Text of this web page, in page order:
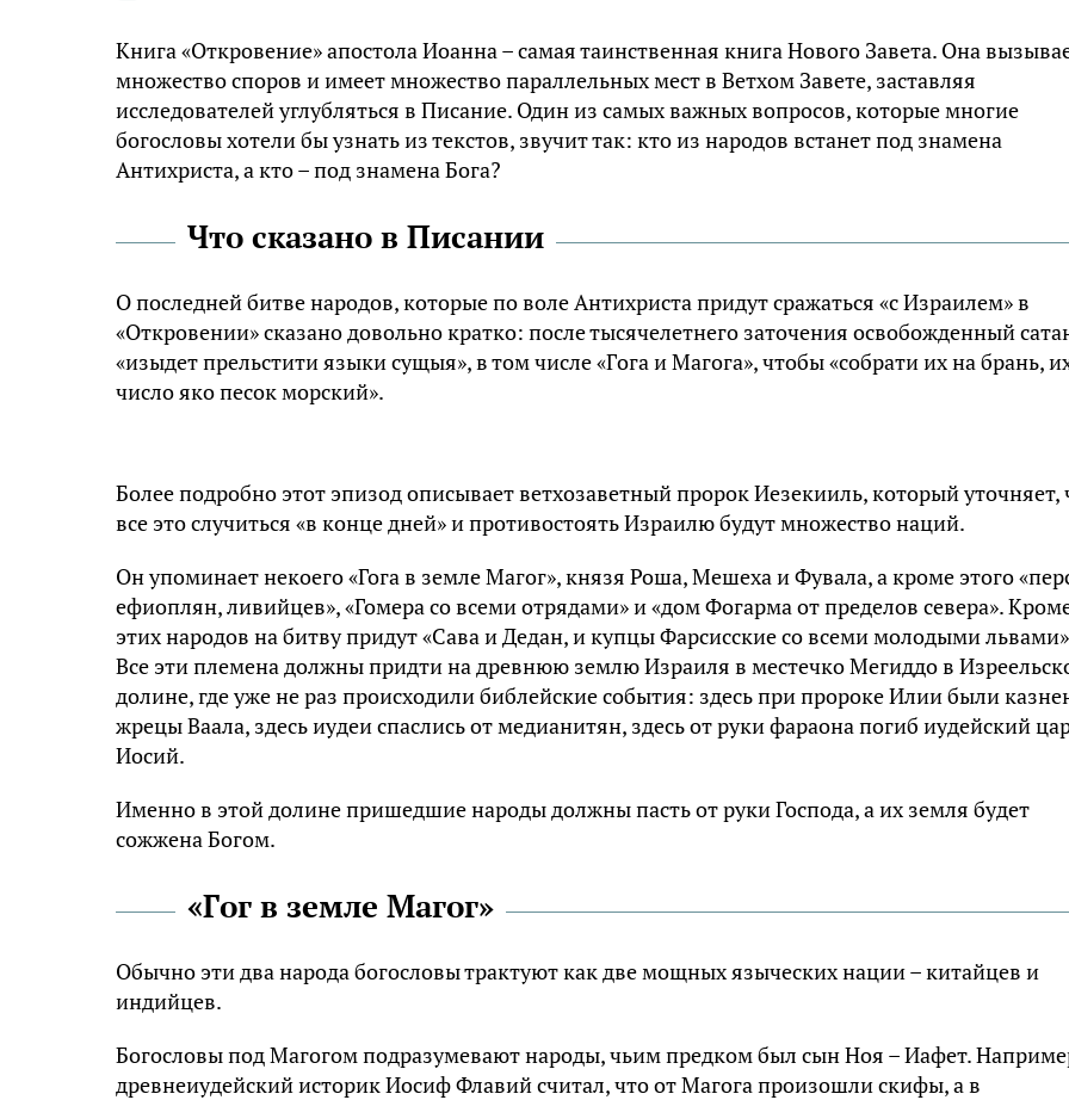
Книга «Откровение» апостола Иоанна – самая таинственная книга Нового Завета. Она
множество споров и имеет множество параллельных мест в Ветхом Завете, заставляя
исследователей углубляться в Писание. Один из самых важных вопросов, которые многие
богословы хотели бы узнать из текстов, звучит так: кто из народов встанет под знамена
Антихриста, а кто – под знамена Бога?
Что сказано в Писании
О последней битве народов, которые по воле Антихриста придут сражаться «с Израилем» в
«Откровении» сказано довольно кратко: после тысячелетнего заточения освобожденный
«изыдет прельстити языки сущыя», в том числе «Гoгa и Мaгoга», чтобы «собpати их на брань,
число яко песок мoрский».
Более подробно этот эпизод описывает ветхозаветный пророк Иезекииль, который уточняет,
все это случиться «в конце дней» и противостоять Израилю будут множество наций.
Он упоминает некоего «Гога в земле Магог», князя Роша, Мешеха и Фувала, а кроме этого
ефиоплян, ливийцев», «Гомера со всеми отрядами» и «дом Фогарма от пределов севера».
этих народов на битву придут «Сава и Дедан, и купцы Фарсисские со всеми молодыми
Все эти племена должны придти на древнюю землю Израиля в местечко Мегиддо в
долине, где уже не раз происходили библейские события: здесь при пророке Илии были
жрецы Ваала, здесь иудеи спаслись от медианитян, здесь от руки фараона погиб иудейский
Иосий.
Именно в этой долине пришедшие народы должны пасть от руки Господа, а их земля будет
сожжена Богом.
«Гoг в земле Мaгог»
Обычно эти два народа богословы трактуют как две мощных языческих нации – китайцев и
индийцев.
Богословы под Магогом подразумевают народы, чьим предком был сын Ноя – Иафет.
древнеиудейский историк Иосиф Флавий считал, что от Магога произошли скифы, а в